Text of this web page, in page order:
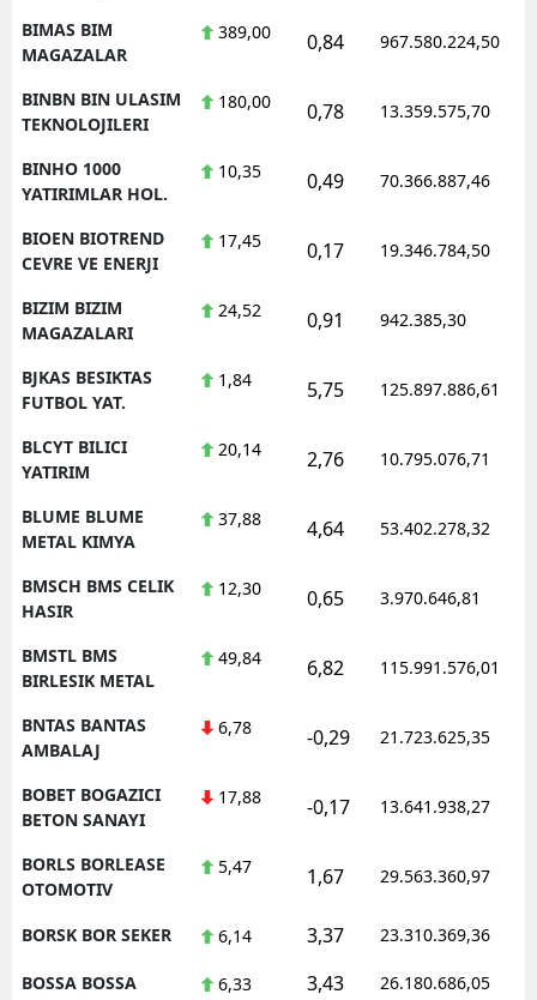
BIMAS BIM
MAGAZALAR
389,00 0,84 967.580.224,50
BINBN BIN ULASIM
TEKNOLOJILERI
180,00 0,78 13.359.575,70
BINHO 1000
YATIRIMLAR HOL.
10,35 0,49 70.366.887,46
BIOEN BIOTREND
CEVRE VE ENERJI
17,45 0,17 19.346.784,50
BIZIM BIZIM
MAGAZALARI
24,52 0,91 942.385,30
BJKAS BESIKTAS
FUTBOL YAT.
1,84 5,75 125.897.886,61
BLCYT BILICI
YATIRIM
20,14 2,76 10.795.076,71
BLUME BLUME
METAL KIMYA
37,88 4,64 53.402.278,32
BMSCH BMS CELIK
HASIR
12,30 0,65 3.970.646,81
BMSTL BMS
BIRLESIK METAL
49,84 6,82 115.991.576,01
BNTAS BANTAS
AMBALAJ
6,78 -0,29 21.723.625,35
BOBET BOGAZICI
BETON SANAYI
17,88 -0,17 13.641.938,27
BORLS BORLEASE
OTOMOTIV
5,47 1,67 29.563.360,97
BORSK BOR SEKER 6,14 3,37 23.310.369,36
BOSSA BOSSA 6,33 3,43 26.180.686,05